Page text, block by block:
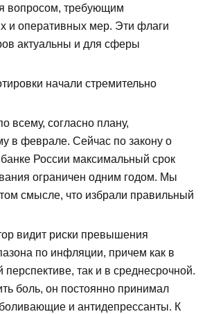
вопросом, требующим
и оперативных мер. Эти флаги
актуальны и для сферы
начали стремительно
всему, согласно плану,
в феврале. Сейчас по закону о
России максимальный срок
ограничен одним годом. Мы
смысле, что избрали правильный
видит риски превышения
по инфляции, причем как в
перспективе, так и в среднесрочной.
боль, он постоянно принимал
и антидепрессанты. К